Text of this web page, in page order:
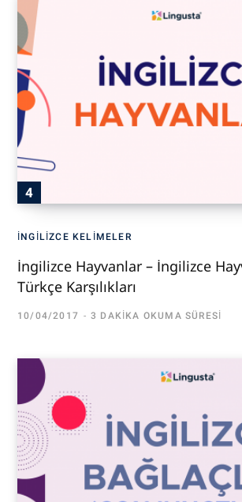
İNGILIZCE KELIMELER
İngilizce Hayvanlar – İngilizce
Türkçe Karşılıkları
10/04/2017 3 DAKIKA OKUMA SÜRESI